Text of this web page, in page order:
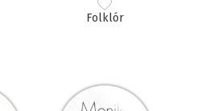
Folklór